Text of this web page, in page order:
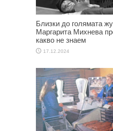
Близки до голямата
Маргарита Михнева
какво не знаем
17.12.2024